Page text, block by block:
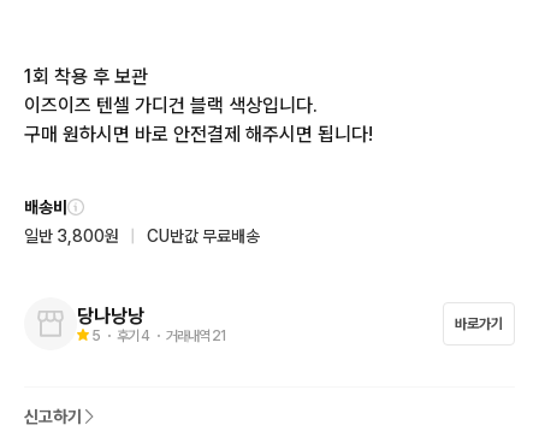
1회 착용 후 보관
이즈이즈 텐셀 가디건 블랙 색상입니다.
구매 원하시면 바로 안전결제 해주시면 됩니다!
배송비
일반 3,800원
CU반값 무료배송
당나낭낭
5 ・ 후기 4 ・ 거래내역 21
바로가기
신고하기